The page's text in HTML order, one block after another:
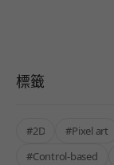
標籤
#2D #Pixel art
#Control-based